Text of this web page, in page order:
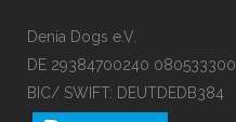
Denia Dogs e.V.
DE 29384700240 080533300
BIC/ SWIFT: DEUTDEDB384